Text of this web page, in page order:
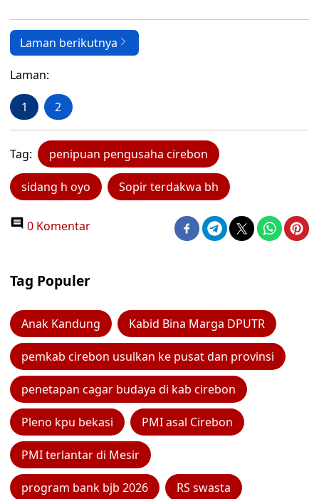
Laman berikutnya
Laman:
1 2
Tag: penipuan pengusaha cirebon
sidang h oyo Sopir terdakwa bh
0 Komentar
Tag Populer
Anak Kandung Kabid Bina Marga DPUTR
pemkab cirebon usulkan ke pusat dan provinsi
penetapan cagar budaya di kab cirebon
Pleno kpu bekasi PMI asal Cirebon
PMI terlantar di Mesir
program bank bjb 2026 RS swasta